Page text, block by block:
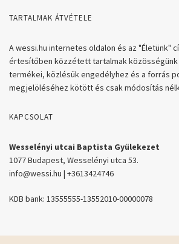
TARTALMAK ÁTVÉTELE
A wessi.hu internetes oldalon és az "Életünk"
értesítőben közzétett tartalmak közösségünk
termékei, közlésük engedélyhez és a forrás
megjelöléséhez kötött és csak módosítás
KAPCSOLAT
Wesselényi utcai Baptista Gyülekezet
1077 Budapest, Wesselényi utca 53.
info@wessi.hu | +3613424746
KDB bank: 13555555-13552010-00000078